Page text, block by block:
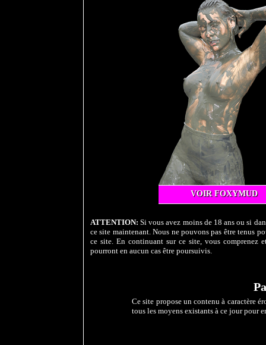
VOIR FOXYMUD
ATTENTION: Si vous avez moins de 18 ans ou si
ce site maintenant. Nous ne pouvons pas être tenus
ce site. En continuant sur ce site, vous comprenez
pourront en aucun cas être poursuivis.
Ce site propose un contenu à caractère
tous les moyens existants à ce jour pour